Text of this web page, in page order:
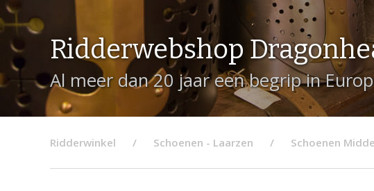
Ridderwebshop
Al meer dan 20 jaar een begrip in
Ridderwinkel Schoenen - Laarzen Schoenen